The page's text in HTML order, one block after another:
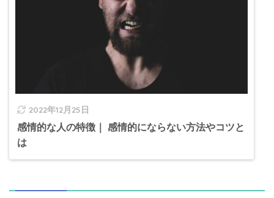
2022年12月25日
感情的な人の特徴｜ 感情的にならない方法やコツと
は